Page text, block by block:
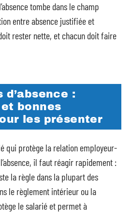
tombe dans le champ
entre absence justifiée et
rester nette, et chacun doit faire
:
bonnes
les présenter
qui protège la relation employeur-
il faut réagir rapidement :
la règle dans la plupart des
le règlement intérieur ou la
le salarié et permet à